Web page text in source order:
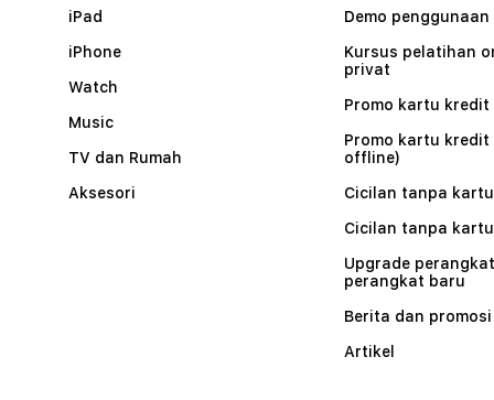
iPad
iPhone
Watch
Music
TV dan Rumah
Aksesori
Demo penggunaan
Kursus pelatihan
privat
Promo kartu kredit
Promo kartu kredit
offline)
Cicilan tanpa
Cicilan tanpa
Upgrade
perangkat baru
Berita dan promosi
Artikel